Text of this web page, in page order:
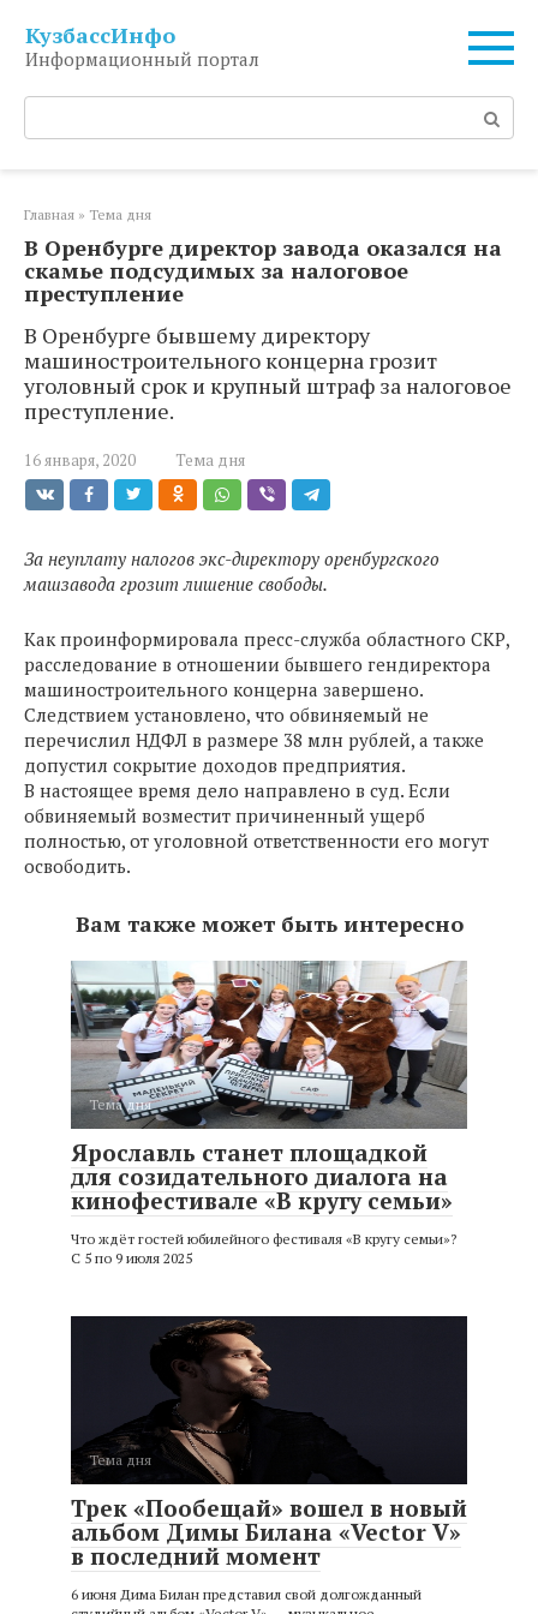
контенту
КузбассИнфо
Информационный портал
Поиск:
Главная » Тема дня
В Оренбурге директор завода оказался на
скамье подсудимых за налоговое
преступление
В Оренбурге бывшему директору
машиностроительного концерна грозит
уголовный срок и крупный штраф за налоговое
преступление.
16 января, 2020 Тема дня
За неуплату налогов экс-директору оренбургского
машзавода грозит лишение свободы.
Как проинформировала пресс-служба областного СКР,
расследование в отношении бывшего гендиректора
машиностроительного концерна завершено.
Следствием установлено, что обвиняемый не
перечислил НДФЛ в размере 38 млн рублей, а также
допустил сокрытие доходов предприятия.
В настоящее время дело направлено в суд. Если
обвиняемый возместит причиненный ущерб
полностью, от уголовной ответственности его могут
освободить.
Вам также может быть интересно
Тема дня
Ярославль станет площадкой
для созидательного диалога на
кинофестивале «В кругу семьи»
Что ждёт гостей юбилейного фестиваля «В кругу семьи»?
С 5 по 9 июля 2025
Тема дня
Трек «Пообещай» вошел в новый
альбом Димы Билана «Vector V»
в последний момент
6 июня Дима Билан представил свой долгожданный